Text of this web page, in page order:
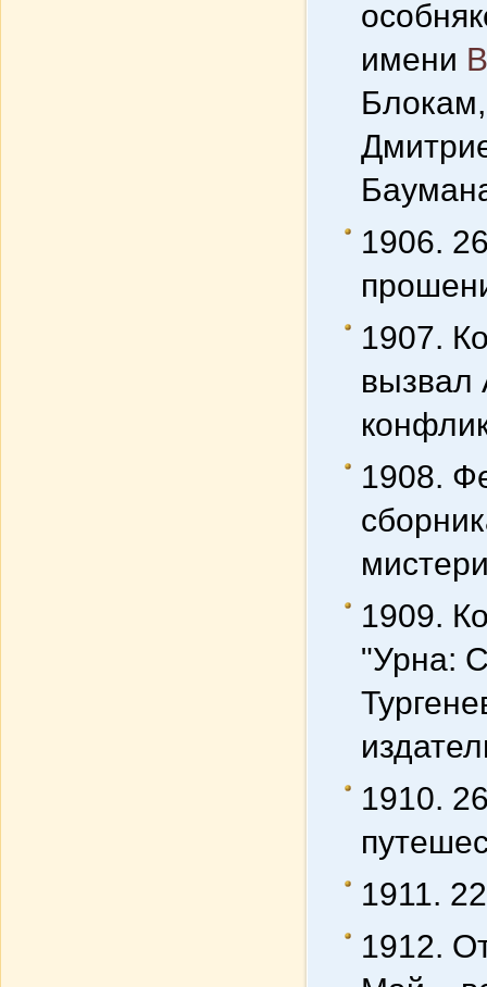
имени
1906.
1907.
вызвал
1908.
1909.
"Урна:
1910.
1911.
1912.